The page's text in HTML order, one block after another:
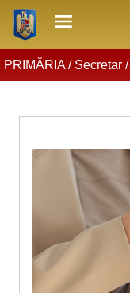
PRIMĂRIA /Secretar/